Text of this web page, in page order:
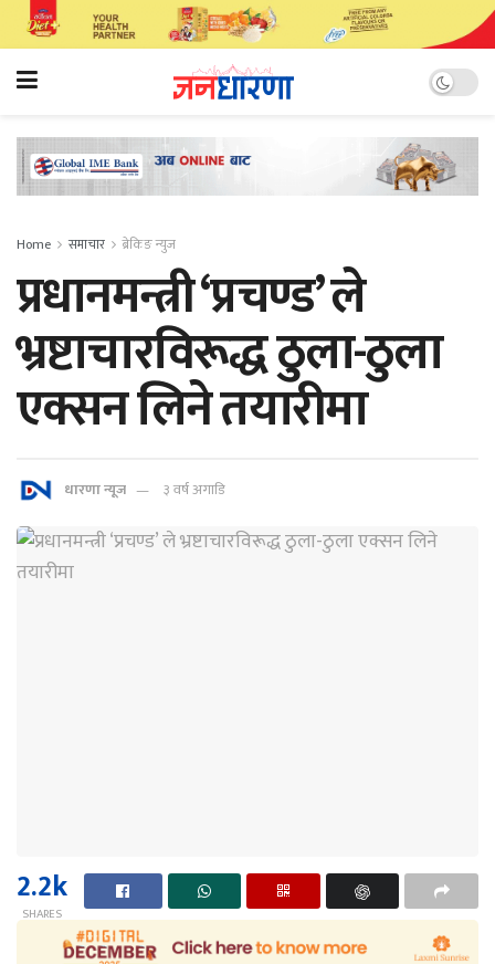
Home समाचार ब्रेकिङ न्युज
प्रधानमन्त्री ‘प्रचण्ड’ ले
भ्रष्टाचारविरूद्ध ठुला-ठुला
एक्सन लिने तयारीमा
धारणा न्यूज ३ वर्ष अगाडि
2.2k
SHARES